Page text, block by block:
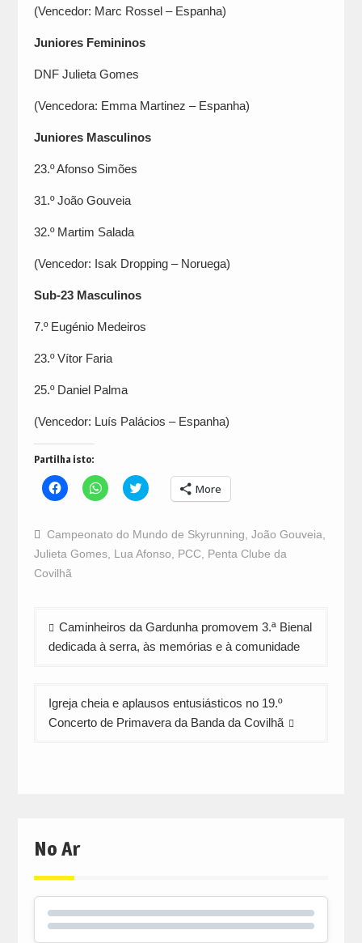
(Vencedor: Marc Rossel – Espanha)
Juniores Femininos
DNF Julieta Gomes
(Vencedora: Emma Martinez – Espanha)
Juniores Masculinos
23.º Afonso Simões
31.º João Gouveia
32.º Martim Salada
(Vencedor: Isak Dropping – Noruega)
Sub-23 Masculinos
7.º Eugénio Medeiros
23.º Vítor Faria
25.º Daniel Palma
(Vencedor: Luís Palácios – Espanha)
Partilha isto:
Click
to
Facebook
(Opens
in
new
window)
Click
to
WhatsApp
(Opens
in
new
Click
to
Twitter
(Opens
in
new
More
Campeonato do Mundo de Skyrunning João Gouveia
Julieta Gomes, Lua Afonso PCC, Penta Clube da
Covilhã
Navegação
de
Caminheiros da Gardunha promovem 3.ª Bienal
dedicada à serra, às memórias e à comunidade
Igreja cheia e aplausos entusiásticos no 19.º
Concerto de Primavera da Banda da Covilhã
No Ar